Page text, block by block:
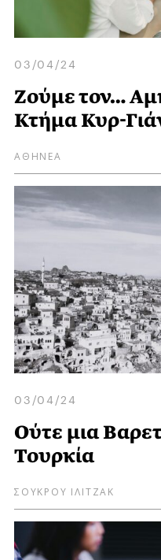
03/04/24
Ζούμε τον…
Κτήμα Κυρ-
ΑΘΗΝΕΑ
03/04/24
Ούτε μια
Τουρκία
ΣΟΥΚΡΟΥ ΙΛΙΤΖΑΚ